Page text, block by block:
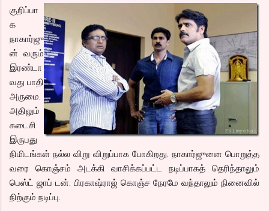
குறிப்பா
க
நாகார்ஜு
ன் வரும்
இரண்டா
வது பாதி
அருமை.
அதிலும்
கடைசி
இருபது
நிமிடங்கள் நல்ல விறு விறுப்பாக போகிறது. நாகார்ஜுனை பொறுத்த
வரை கொஞ்சம் அடக்கி வாசிக்கப்பட்ட நடிப்பாகத் தெரிந்தாலும்
பெஸ்ட் ஜாப் டன். பிரகாஷ்ராஜ் கொஞ்ச நேரமே வந்தாலும் நினைவில்
நிற்கும் நடிப்பு.